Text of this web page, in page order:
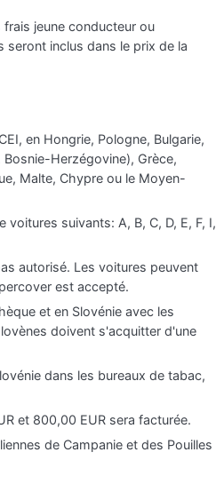
jeune conducteur ou
inclus dans le prix de la
en Hongrie, Pologne, Bulgarie,
Bosnie-Herzégovine), Grèce,
Malte, Chypre ou le Moyen-
suivants: A, B, C, D, E, F, I,
autorisé. Les voitures peuvent
est accepté.
et en Slovénie avec les
doivent s'acquitter d'une
dans les bureaux de tabac,
et 800,00 EUR sera facturée.
de Campanie et des Pouilles